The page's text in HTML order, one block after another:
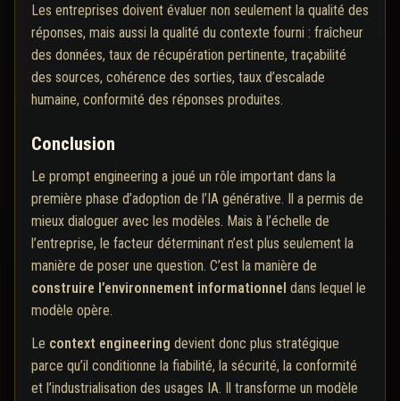
Les entreprises doivent évaluer non seulement la qualité des
réponses, mais aussi la qualité du contexte fourni : fraîcheur
des données, taux de récupération pertinente, traçabilité
des sources, cohérence des sorties, taux d’escalade
humaine, conformité des réponses produites.
Conclusion
Le prompt engineering a joué un rôle important dans la
première phase d’adoption de l’IA générative. Il a permis de
mieux dialoguer avec les modèles. Mais à l’échelle de
l’entreprise, le facteur déterminant n’est plus seulement la
manière de poser une question. C’est la manière de
construire l’environnement informationnel dans lequel le
modèle opère.
Le context engineering devient donc plus stratégique
parce qu’il conditionne la fiabilité, la sécurité, la conformité
et l’industrialisation des usages IA. Il transforme un modèle